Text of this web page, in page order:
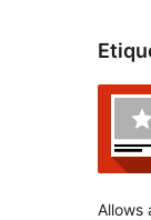
Allows